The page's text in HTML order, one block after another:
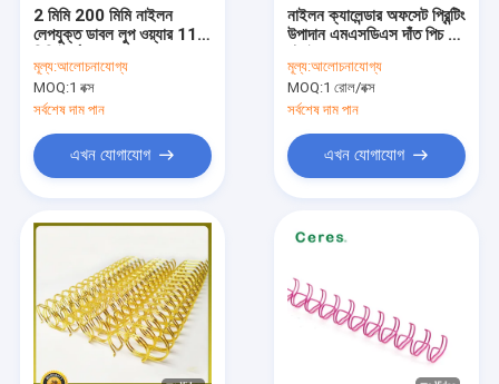
2 মিমি 200 মিমি নাইলন
লেপযুক্ত ডাবল লুপ ওয়্যার 115
মূল্য:আলোচনাযোগ্য
MOQ:1 বক্স
সর্বশেষ দাম পান
এখন যোগাযোগ
নাইলন ক্যালেন্ডার অফসেট প্রিন্টিং
উপাদান এমএসডিএস দাঁত পিচ লুপ
মূল্য:আলোচনাযোগ্য
MOQ:1 রোল/বক্স
সর্বশেষ দাম পান
এখন যোগাযোগ